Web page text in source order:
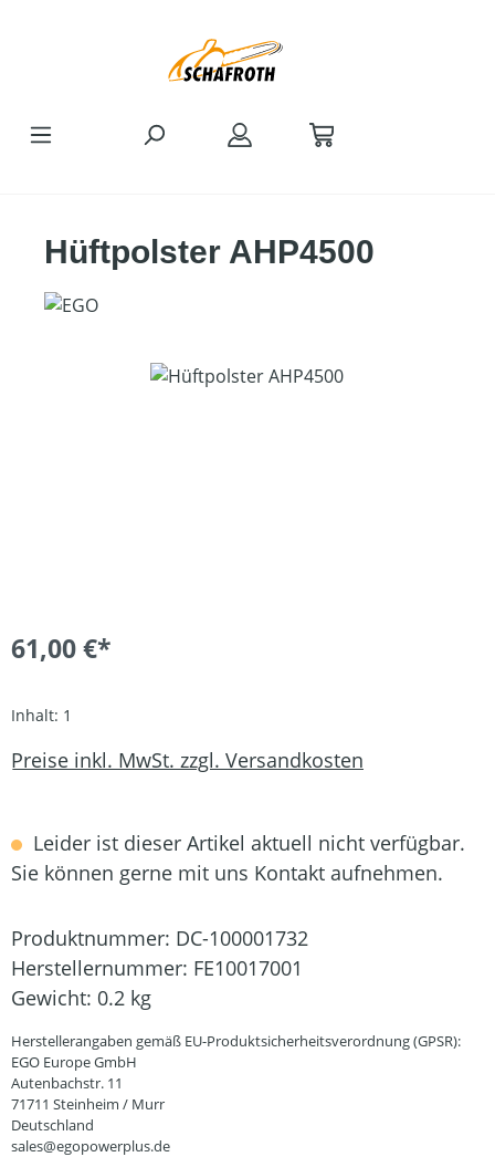
Hüftpolster AHP4500
Bildergalerie überspringen
61,00 €*
Inhalt: 1
Preise inkl. MwSt. zzgl. Versandkosten
Leider ist dieser Artikel aktuell nicht verfügbar.
Sie können gerne mit uns Kontakt aufnehmen.
Produktnummer: DC-100001732
Herstellernummer: FE10017001
Gewicht: 0.2 kg
Herstellerangaben gemäß EU-Produktsicherheitsverordnung (GPSR):
EGO Europe GmbH
Autenbachstr. 11
71711 Steinheim / Murr
Deutschland
sales@egopowerplus.de